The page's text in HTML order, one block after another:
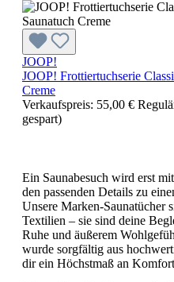
JOOP!
JOOP! Frottiertuchserie
Creme
Verkaufspreis: 55,00 €
gespart)
Ein Saunabesuch wird erst
den passenden Details zu
Unsere Marken-Saunatücher
Textilien – sie sind deine
Ruhe und äußerem
wurde sorgfältig aus
dir ein Höchstmaß an